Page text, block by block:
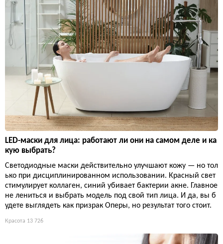
LED-маски для лица: работают ли они на самом деле и ка
кую выбрать?
Светодиодные маски действительно улучшают кожу — но тол
ько при дисциплинированном использовании. Красный свет
стимулирует коллаген, синий убивает бактерии акне. Главное
не лениться и выбрать модель под свой тип лица. И да, вы б
удете выглядеть как призрак Оперы, но результат того стоит.
Красота 13 726